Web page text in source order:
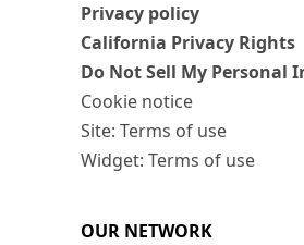
Privacy policy
California Privacy Rights
Do Not Sell My Personal
Cookie notice
Site: Terms of use
Widget: Terms of use
OUR NETWORK